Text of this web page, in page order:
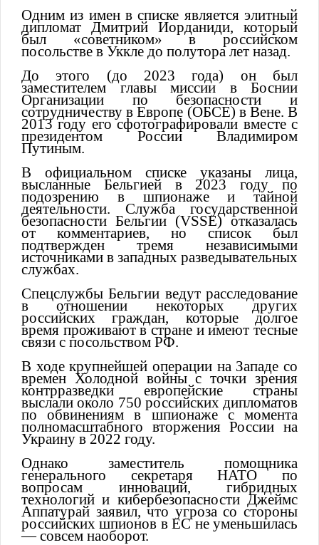
Одним из имен в списке является элитный
дипломат Дмитрий Иорданиди, который
был «советником» в российском
посольстве в Уккле до полутора лет назад.
До этого (до 2023 года) он был
заместителем главы миссии в Боснии
Организации по безопасности и
сотрудничеству в Европе (ОБСЕ) в Вене. В
2013 году его сфотографировали вместе с
президентом России Владимиром
Путиным.
В официальном списке указаны лица,
высланные Бельгией в 2023 году по
подозрению в шпионаже и тайной
деятельности. Служба государственной
безопасности Бельгии (VSSE) отказалась
от комментариев, но список был
подтвержден тремя независимыми
источниками в западных разведывательных
службах.
Спецслужбы Бельгии ведут расследование
в отношении некоторых других
российских граждан, которые долгое
время проживают в стране и имеют тесные
связи с посольством РФ.
В ходе крупнейшей операции на Западе со
времен Холодной войны с точки зрения
контрразведки европейские страны
выслали около 750 российских дипломатов
по обвинениям в шпионаже с момента
полномасштабного вторжения России на
Украину в 2022 году.
Однако заместитель помощника
генерального секретаря НАТО по
вопросам инноваций, гибридных
технологий и кибербезопасности Джеймс
Аппатурай заявил, что угроза со стороны
российских шпионов в ЕС не уменьшилась
— совсем наоборот.